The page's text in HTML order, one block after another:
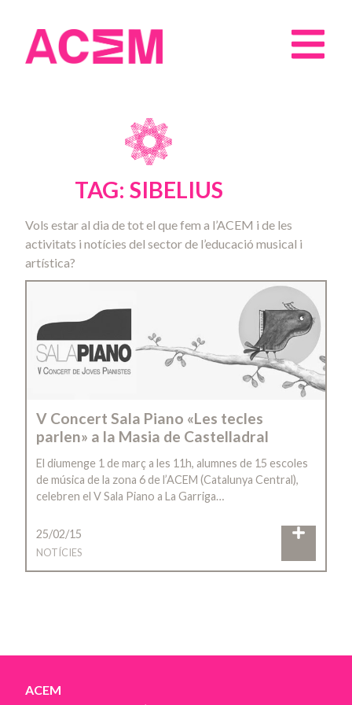
TAG: SIBELIUS
Vols estar al dia de tot el que fem a l’ACEM i de les
activitats i notícies del sector de l’educació musical i
artística?
V Concert Sala Piano «Les tecles
parlen» a la Masia de Castelladral
El diumenge 1 de març a les 11h, alumnes de 15 escoles
de música de la zona 6 de l’ACEM (Catalunya Central),
celebren el V Sala Piano a La Garriga…
25/02/15
NOTÍCIES
ACEM